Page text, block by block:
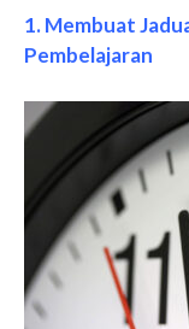
1. Membuat
Pembelajaran